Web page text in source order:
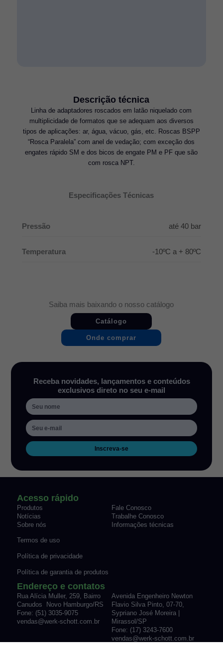
Descrição técnica
Linha de adaptadores roscados em latão niquelado com
multiplicidade de formatos que se adequam aos diversos
tipos de aplicações: ar, água, vácuo, gás, etc. Roscas BSPP
“Rosca Paralela” com anel de vedação; com exceção dos
engates rápido SM e dos bicos de engate PM e PF que são
com rosca NPT.
Especificações Técnicas
Pressão até 40 bar
Temperatura -10ºC a + 80ºC
Saiba mais baixando o nosso catálogo
Catálogo
Onde comprar
Receba novidades, lançamentos e conteúdos
exclusivos direto no seu e-mail
Inscreva-se
Acesso rápido
Produtos
Fale Conosco
Notícias
Trabalhe Conosco
Sobre nós
Informações técnicas
Termos de uso
Política de privacidade
Política de garantia de produtos
Endereço e contatos
Rua Alícia Muller, 259, Bairro
Canudos Novo Hamburgo/RS
Fone: (51) 3035-9075
vendas@werk-schott.com.br
Avenida Engenheiro Newton
Flavio Silva Pinto, 07-70,
Sypriano José Moreira |
Mirassol/SP
Fone: (17) 3243-7600
vendas@werk-schott.com.br